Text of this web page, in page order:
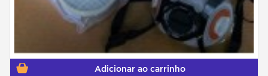
Adicionar ao carrinho